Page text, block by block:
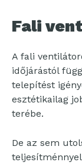
Fali
A fali
időjárástól
telepítést
esztétikailag
terébe.
De az sem